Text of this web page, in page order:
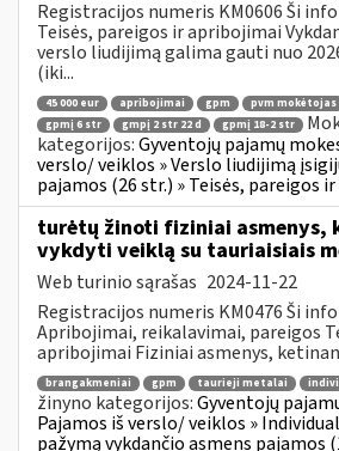
Registracijos numeris KM0606 Ši
Teisės, pareigos ir apribojimai
verslo liudijimą galima gauti nuo
(iki...
45 000 eur apribojimai gpm pvm mokėtojas
gpmį 6 str
gmpį 2 str 22 d gpmį 18-2 str
kategorijos:Gyventojų pajamų
verslo/ veiklos » Verslo liudijimą
pajamos (26 str.) » Teisės, pareigos
turėtų žinoti fiziniai asmenys,
vykdyti veiklą su tauriaisiais
Web turinio sąrašas 2024-11-22
Registracijos numeris KM0476 Ši
Apribojimai, reikalavimai, pareigos
apribojimai Fiziniai asmenys,
brangakmeniai gpm taurieji metalai
žinyno kategorijos:Gyventojų
Pajamos iš verslo/ veiklos »
pažymą vykdančio asmens pajamos